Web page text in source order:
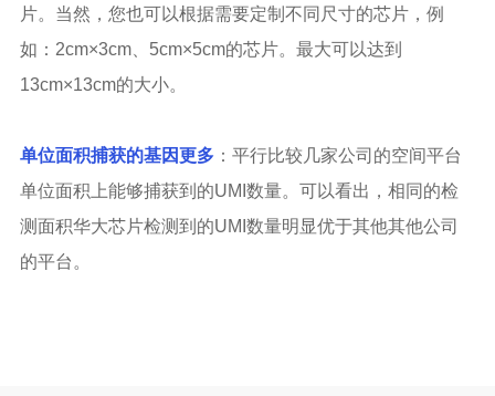
片。当然，您也可以根据需要定制不同尺寸的芯片，例
如：2cm×3cm、5cm×5cm的芯片。最大可以达到
13cm×13cm的大小。
单位面积捕获的基因更多：平行比较几家公司的空间平台
单位面积上能够捕获到的UMI数量。可以看出，相同的检
测面积华大芯片检测到的UMI数量明显优于其他其他公司
的平台。